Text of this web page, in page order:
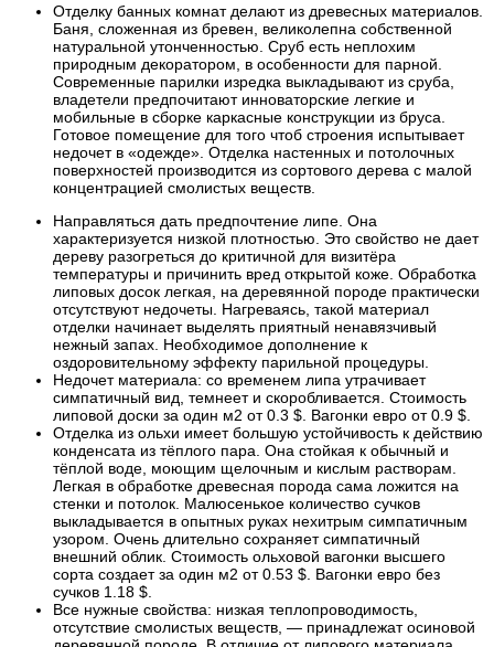
Отделку банных комнат делают из древесных материалов.
Баня, сложенная из бревен, великолепна собственной
натуральной утонченностью. Сруб есть неплохим
природным декоратором, в особенности для парной.
Современные парилки изредка выкладывают из сруба,
владетели предпочитают инноваторские легкие и
мобильные в сборке каркасные конструкции из бруса.
Готовое помещение для того чтоб строения испытывает
недочет в «одежде». Отделка настенных и потолочных
поверхностей производится из сортового дерева с малой
концентрацией смолистых веществ.
Направляться дать предпочтение липе. Она
характеризуется низкой плотностью. Это свойство не дает
дереву разогреться до критичной для визитёра
температуры и причинить вред открытой коже. Обработка
липовых досок легкая, на деревянной породе практически
отсутствуют недочеты. Нагреваясь, такой материал
отделки начинает выделять приятный ненавязчивый
нежный запах. Необходимое дополнение к
оздоровительному эффекту парильной процедуры.
Недочет материала: со временем липа утрачивает
симпатичный вид, темнеет и скоробливается. Стоимость
липовой доски за один м2 от 0.3 $. Вагонки евро от 0.9 $.
Отделка из ольхи имеет большую устойчивость к действию
конденсата из тёплого пара. Она стойкая к обычный и
тёплой воде, моющим щелочным и кислым растворам.
Легкая в обработке древесная порода сама ложится на
стенки и потолок. Малюсенькое количество сучков
выкладывается в опытных руках нехитрым симпатичным
узором. Очень длительно сохраняет симпатичный
внешний облик. Стоимость ольховой вагонки высшего
сорта создает за один м2 от 0.53 $. Вагонки евро без
сучков 1.18 $.
Все нужные свойства: низкая теплопроводимость,
отсутствие смолистых веществ, — принадлежат осиновой